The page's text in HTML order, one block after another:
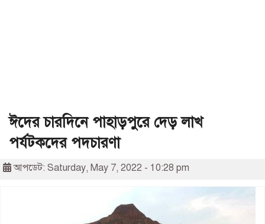
ঈদের চারদিনে পাহাড়পুরে দেড় লাখ
পর্যটকদের পদচারণা
আপডেট: Saturday, May 7, 2022 - 10:28 pm